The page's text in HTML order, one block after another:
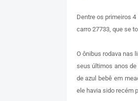
Dentre os primeiros
carro 27733, que se
O ônibus rodava nas
seus últimos anos
de azul bebê em
ele havia sido recém